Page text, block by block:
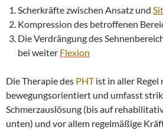
Scherkräfte zwischen Ansatz und
Kompression des betroffenen
Die Verdrängung des
bei weiter Flexion
Die Therapie des PHTist in aller Regel
bewegungsorientiert und umfasst
Schmerzauslösung (bis auf
unten) und vor allem regelmäßige